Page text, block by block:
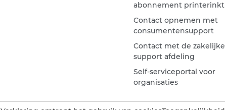
abonnement printerinkt
Contact opnemen met
consumentensupport
Contact met de zakelijke
support afdeling
Self-serviceportal voor
organisaties